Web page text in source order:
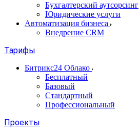
Бухгалтерский аутсорсинг
Юридические услуги
Автоматизация бизнеса
Внедрение CRM
Тарифы
Битрикс24 Облако
Бесплатный
Базовый
Стандартный
Профессиональный
Проекты